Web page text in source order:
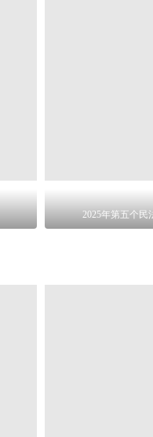
2025年第五个民